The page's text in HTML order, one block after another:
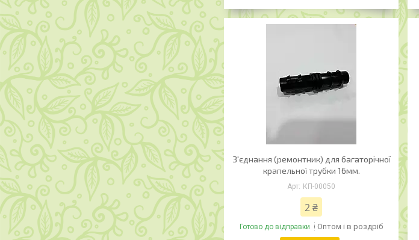
З'єднання (ремонтник) для багаторічної
крапельної трубки 16мм.
КП-00050
2 ₴
Готово до відправки Оптом і в роздріб